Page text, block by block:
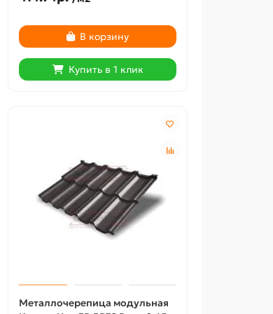
В корзину
Купить в 1 клик
Металлочерепица модульная